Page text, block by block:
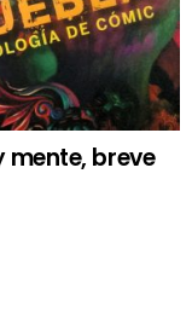
mente, breve